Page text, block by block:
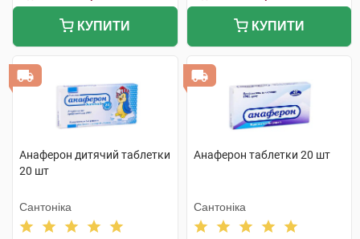
КУПИТИ КУПИТИ
Анаферон дитячий таблетки
20 шт
Сантоніка
Анаферон таблетки 20 шт
Сантоніка